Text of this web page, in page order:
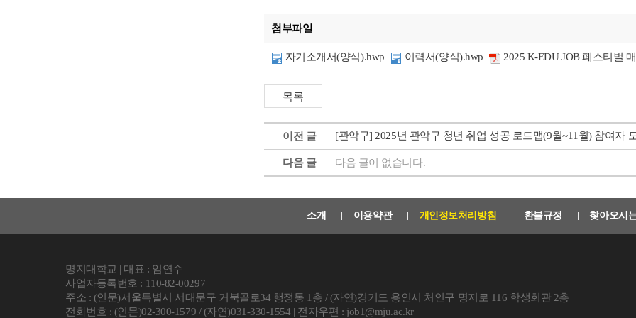
첨부파일
자기소개서(양식).hwp 이력서(양식).hwp 2025 K-EDU JOB 페스티벌
이전 글 [관악구] 2025년 관악구 청년 취업 성공 로드맵(9월~11월) 참여자
다음 글 다음 글이 없습니다.
소개 이용약관 개인정보처리방침 환불규정 찾아오시
명지대학교 | 대표 : 임연수
사업자등록번호 : 110-82-00297
주소 : (인문)서울특별시 서대문구 거북골로34 행정동 1층 / (자연)경기도 용인시 처인구 명지로 116 학생회관 2층
전화번호 : (인문)02-300-1579 / (자연)031-330-1554 | 전자우편 : job1@mju.ac.kr